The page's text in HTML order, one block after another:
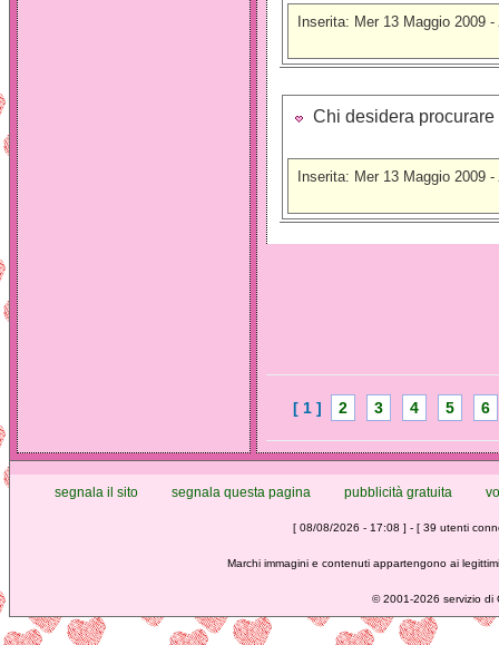
Inserita: Mer 13 Maggio 2009 -
Chi desidera
Inserita: Mer 13 Maggio 2009 -
[ 1 ] 2 3 4 5 6
segnala il sito segnala questa pagina pubblicità gratuita
[ 08/08/2026 - 17:08 ] - [ 39 utenti
Marchi immagini e contenuti appartengono ai
©2001-2026 servizio di